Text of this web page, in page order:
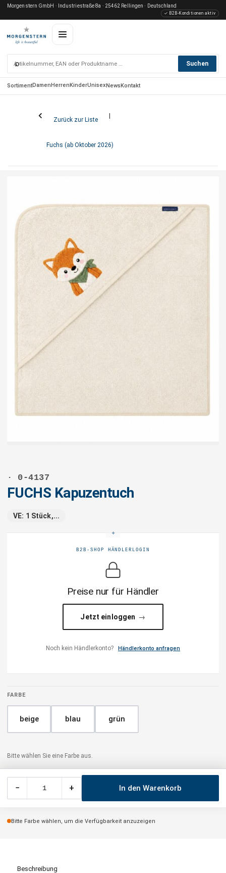
Morgenstern GmbH · Industriestraße 8a · 25462 Rellingen · Deutschland
✓ B2B-Konditionen aktiv
⌕ Suchen
SortimentDamenHerrenKinderUnisexNewsKontakt
Zurück zur Liste
Fuchs (ab Oktober 2026)
· 0-4137
FUCHS Kapuzentuch
VE: 1 Stück,...
B2B-SHOP HÄNDLERLOGIN
Preise nur für Händler
Jetzt einloggen
Noch kein Händlerkonto? Händlerkonto anfragen
FARBE
beige blau grün
Bitte wählen Sie eine Farbe aus.
− + In den Warenkorb
Bitte Farbe wählen, um die Verfügbarkeit anzuzeigen
Beschreibung